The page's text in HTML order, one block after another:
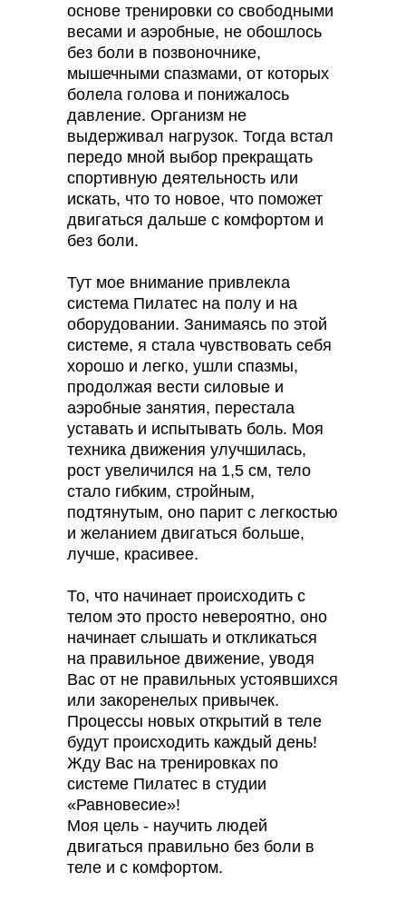
основе тренировки со свободными
весами и аэробные, не обошлось
без боли в позвоночнике,
мышечными спазмами, от которых
болела голова и понижалось
давление. Организм не
выдерживал нагрузок. Тогда встал
передо мной выбор прекращать
спортивную деятельность или
искать, что то новое, что поможет
двигаться дальше с комфортом и
без боли.
Тут мое внимание привлекла
система Пилатес на полу и на
оборудовании. Занимаясь по этой
системе, я стала чувствовать себя
хорошо и легко, ушли спазмы,
продолжая вести силовые и
аэробные занятия, перестала
уставать и испытывать боль. Моя
техника движения улучшилась,
рост увеличился на 1,5 см, тело
стало гибким, стройным,
подтянутым, оно парит с легкостью
и желанием двигаться больше,
лучше, красивее.
То, что начинает происходить с
телом это просто невероятно, оно
начинает слышать и откликаться
на правильное движение, уводя
Вас от не правильных устоявшихся
или закоренелых привычек.
Процессы новых открытий в теле
будут происходить каждый день!
Жду Вас на тренировках по
системе Пилатес в студии
«Равновесие»!
Моя цель - научить людей
двигаться правильно без боли в
теле и с комфортом.